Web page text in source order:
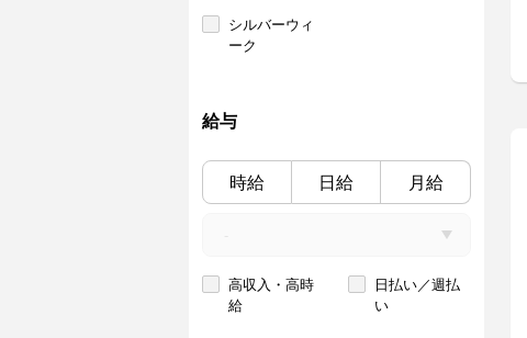
シルバーウィ
ーク
給与
時給 日給 月給
高収入・高時
給
日払い／週払
い